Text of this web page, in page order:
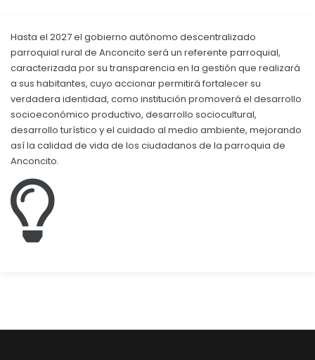
PRESUPUESTO: EJECUCIÓN Y REPORTES
Cédulas presupuestarias y balances
Procesos de contratación
Ejecución Presupuestaria
Obras y proyectos
Hasta el 2027 el gobierno autónomo descentralizado
parroquial rural de Anconcito será un referente parroquial,
caracterizada por su transparencia en la gestión que realizará
a sus habitantes, cuyo accionar permitirá fortalecer su
verdadera identidad, como institución promoverá el desarrollo
socioeconómico productivo, desarrollo sociocultural,
desarrollo turístico y el cuidado al medio ambiente, mejorando
así la calidad de vida de los ciudadanos de la parroquia de
Anconcito.